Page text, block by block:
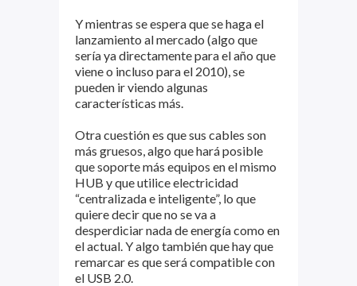
Y mientras se espera que se haga el
lanzamiento al mercado (algo que
sería ya directamente para el año que
viene o incluso para el 2010), se
pueden ir viendo algunas
características más.
Otra cuestión es que sus cables son
más gruesos, algo que hará posible
que soporte más equipos en el mismo
HUB y que utilice electricidad
“centralizada e inteligente”, lo que
quiere decir que no se va a
desperdiciar nada de energía como en
el actual. Y algo también que hay que
remarcar es que será compatible con
el USB 2.0.